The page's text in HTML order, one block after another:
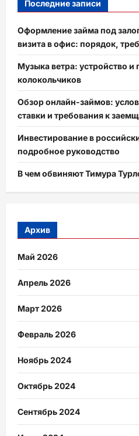
Последние записи
Оформление займа под
визита в офис: порядок,
Музыка ветра: устройство
колокольчиков
Обзор онлайн-займов:
ставки и требования к
Инвестирование в
подробное руководство
В чем обвиняют Тимура
Архив
Май 2026
Апрель 2026
Март 2026
Февраль 2026
Ноябрь 2024
Октябрь 2024
Сентябрь 2024